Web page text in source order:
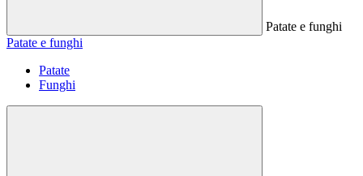
Patate e funghi
Patate e funghi
Patate
Funghi